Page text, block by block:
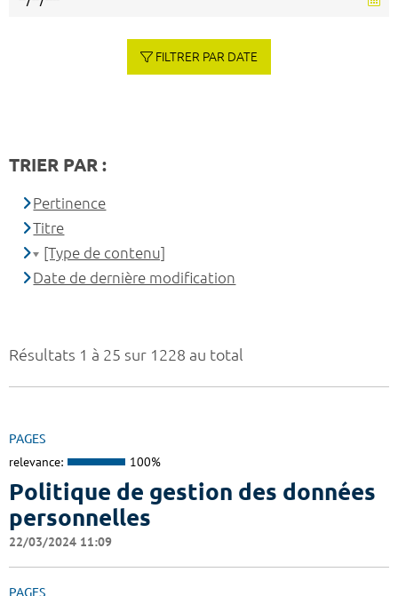
Résultats 1 à 25 sur 1228 au total
PAGES
relevance: 100%
Politique de gestion des données
personnelles
22/03/2024 11:09
PAGES
FILTRER PAR DATE
TRIER PAR :
Pertinence
Titre
[Type de contenu]
Date de dernière modification